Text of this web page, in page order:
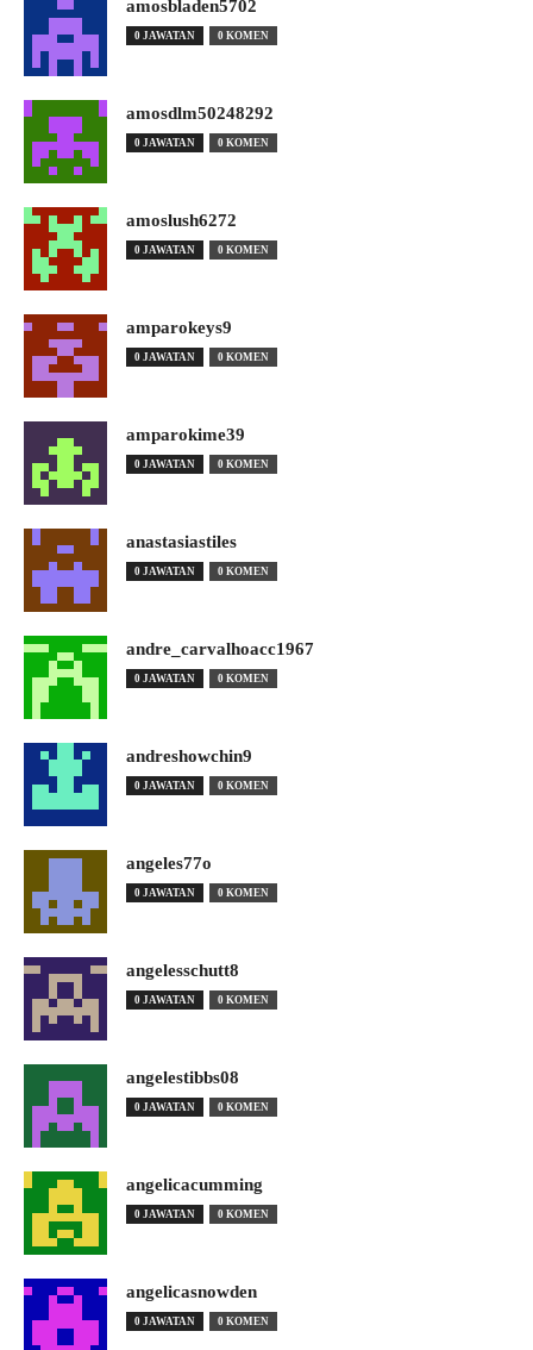
amosbladen5702
0 JAWATAN 0 KOMEN
amosdlm50248292
0 JAWATAN 0 KOMEN
amoslush6272
0 JAWATAN 0 KOMEN
amparokeys9
0 JAWATAN 0 KOMEN
amparokime39
0 JAWATAN 0 KOMEN
anastasiastiles
0 JAWATAN 0 KOMEN
andre_carvalhoacc1967
0 JAWATAN 0 KOMEN
andreshowchin9
0 JAWATAN 0 KOMEN
angeles77o
0 JAWATAN 0 KOMEN
angelesschutt8
0 JAWATAN 0 KOMEN
angelestibbs08
0 JAWATAN 0 KOMEN
angelicacumming
0 JAWATAN 0 KOMEN
angelicasnowden
0 JAWATAN 0 KOMEN